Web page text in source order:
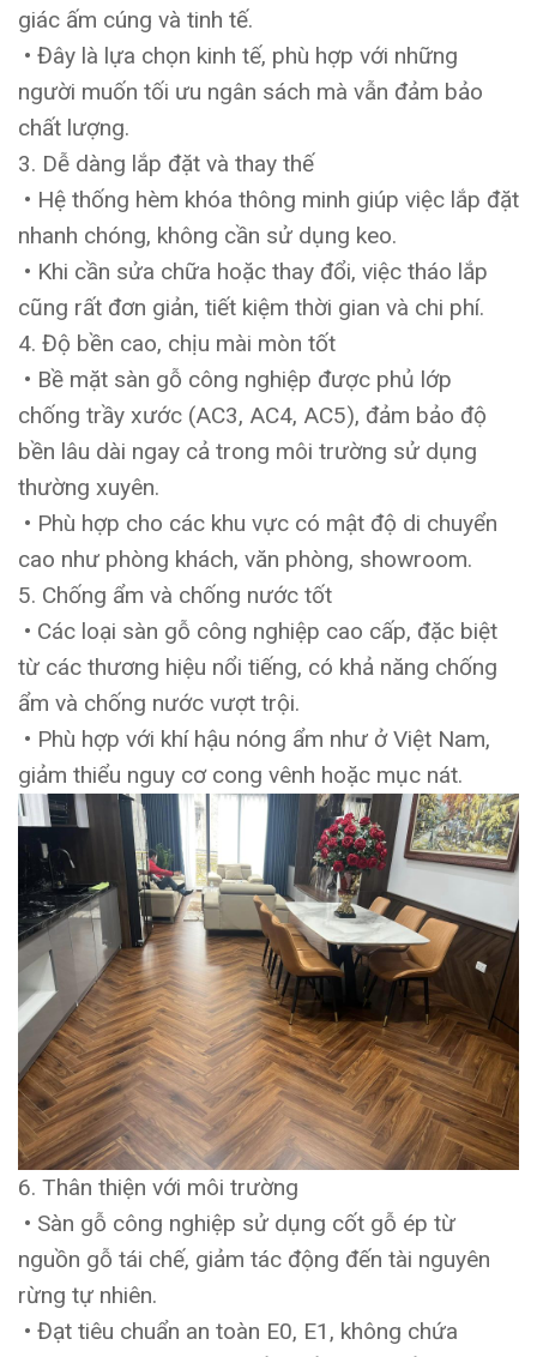
giác ấm cúng và tinh tế.
• Đây là lựa chọn kinh tế, phù hợp với những
người muốn tối ưu ngân sách mà vẫn đảm bảo
chất lượng.
3. Dễ dàng lắp đặt và thay thế
• Hệ thống hèm khóa thông minh giúp việc lắp đặt
nhanh chóng, không cần sử dụng keo.
• Khi cần sửa chữa hoặc thay đổi, việc tháo lắp
cũng rất đơn giản, tiết kiệm thời gian và chi phí.
4. Độ bền cao, chịu mài mòn tốt
• Bề mặt sàn gỗ công nghiệp được phủ lớp
chống trầy xước (AC3, AC4, AC5), đảm bảo độ
bền lâu dài ngay cả trong môi trường sử dụng
thường xuyên.
• Phù hợp cho các khu vực có mật độ di chuyển
cao như phòng khách, văn phòng, showroom.
5. Chống ẩm và chống nước tốt
• Các loại sàn gỗ công nghiệp cao cấp, đặc biệt
từ các thương hiệu nổi tiếng, có khả năng chống
ẩm và chống nước vượt trội.
• Phù hợp với khí hậu nóng ẩm như ở Việt Nam,
giảm thiểu nguy cơ cong vênh hoặc mục nát.
6. Thân thiện với môi trường
• Sàn gỗ công nghiệp sử dụng cốt gỗ ép từ
nguồn gỗ tái chế, giảm tác động đến tài nguyên
rừng tự nhiên.
• Đạt tiêu chuẩn an toàn E0, E1, không chứa